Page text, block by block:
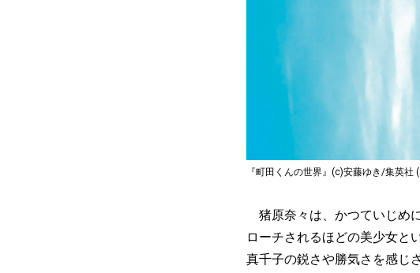
『町田くんの世界』(c)安藤ゆき/集英
猪原奈々は、かつていじめ
ローチされるほどの美少女と
真千子の鋭さや勝気さを感じ